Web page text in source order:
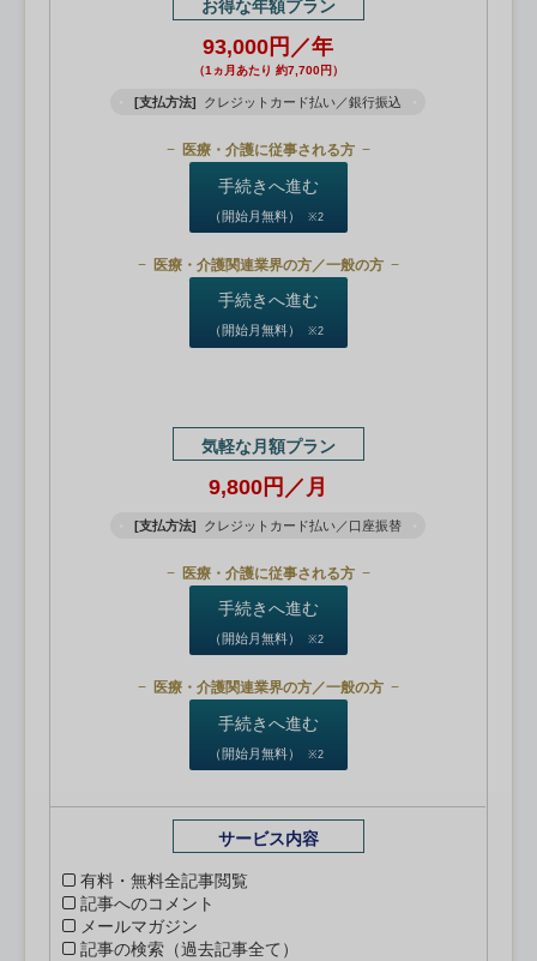
お得な年額プラン
93,000円／年
（1ヵ月あたり 約7,700円）
[支払方法] クレジットカード払い／銀行振込
医療・介護に従事される方
手続きへ進む
（開始月無料） ※2
医療・介護関連業界の方／一般の方
手続きへ進む
（開始月無料） ※2
気軽な月額プラン
9,800円／月
[支払方法] クレジットカード払い／口座振替
医療・介護に従事される方
手続きへ進む
（開始月無料） ※2
医療・介護関連業界の方／一般の方
手続きへ進む
（開始月無料） ※2
サービス内容
有料・無料全記事閲覧
記事へのコメント
メールマガジン
記事の検索（過去記事全て）